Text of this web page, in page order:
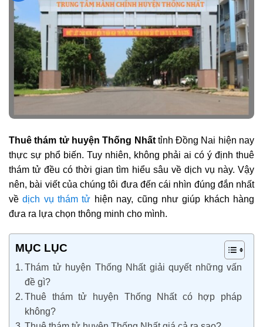
Thuê thám tử huyện Thống Nhấttỉnh Đồng Nai hiện nay
thực sự phổ biến. Tuy nhiên, không phải ai có ý định thuê
thám tử đều có thời gian tìm hiểu sâu về dịch vụ này. Vậy
nên, bài viết của chúng tôi đưa đến cái nhìn đúng đắn nhất
vềdịch vụ thám tử hiện nay, cũng như giúp khách hàng
đưa ra lựa chọn thông minh cho mình.
MỤC LỤC
Thám tử huyện Thống Nhất giải quyết những vấn
đề gì?
Thuê thám tử huyện Thống Nhất có hợp pháp
không?